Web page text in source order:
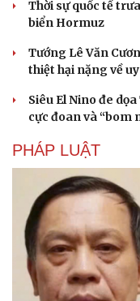
Thời sự quốc tế
biển Hormuz
Tướng Lê Văn
thiệt hại nặng về
Siêu El Nino đe
cực đoan và “bom
PHÁP LUẬT